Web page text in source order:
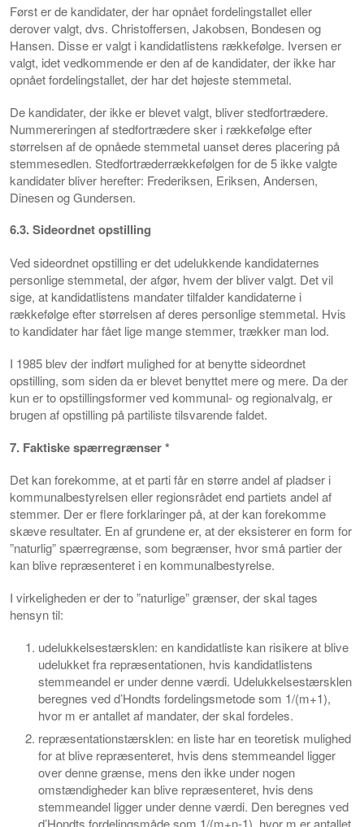
Først er de kandidater, der har opnået fordelingstallet eller
derover valgt, dvs. Christoffersen, Jakobsen, Bondesen og
Hansen. Disse er valgt i kandidatlistens rækkefølge. Iversen er
valgt, idet vedkommende er den af de kandidater, der ikke har
opnået fordelingstallet, der har det højeste stemmetal.
De kandidater, der ikke er blevet valgt, bliver stedfortrædere.
Nummereringen af stedfortrædere sker i rækkefølge efter
størrelsen af de opnåede stemmetal uanset deres placering på
stemmesedlen. Stedfortræderrækkefølgen for de 5 ikke valgte
kandidater bliver herefter: Frederiksen, Eriksen, Andersen,
Dinesen og Gundersen.
6.3. Sideordnet opstilling
Ved sideordnet opstilling er det udelukkende kandidaternes
personlige stemmetal, der afgør, hvem der bliver valgt. Det vil
sige, at kandidatlistens mandater tilfalder kandidaterne i
rækkefølge efter størrelsen af deres personlige stemmetal. Hvis
to kandidater har fået lige mange stemmer, trækker man lod.
I 1985 blev der indført mulighed for at benytte sideordnet
opstilling, som siden da er blevet benyttet mere og mere. Da der
kun er to opstillingsformer ved kommunal- og regionalvalg, er
brugen af opstilling på partiliste tilsvarende faldet.
7. Faktiske spærregrænser *
Det kan forekomme, at et parti får en større andel af pladser i
kommunalbestyrelsen eller regionsrådet end partiets andel af
stemmer. Der er flere forklaringer på, at der kan forekomme
skæve resultater. En af grundene er, at der eksisterer en form for
”naturlig” spærregrænse, som begrænser, hvor små partier der
kan blive repræsenteret i en kommunalbestyrelse.
I virkeligheden er der to ”naturlige” grænser, der skal tages
hensyn til:
udelukkelsestærsklen: en kandidatliste kan risikere at blive
udelukket fra repræsentationen, hvis kandidatlistens
stemmeandel er under denne værdi. Udelukkelsestærsklen
beregnes ved d’Hondts fordelingsmetode som 1/(m+1),
hvor m er antallet af mandater, der skal fordeles.
repræsentationstærsklen: en liste har en teoretisk mulighed
for at blive repræsenteret, hvis dens stemmeandel ligger
over denne grænse, mens den ikke under nogen
omstændigheder kan blive repræsenteret, hvis dens
stemmeandel ligger under denne værdi. Den beregnes ved
d’Hondts fordelingsmåde som 1/(m+n-1), hvor m er antallet